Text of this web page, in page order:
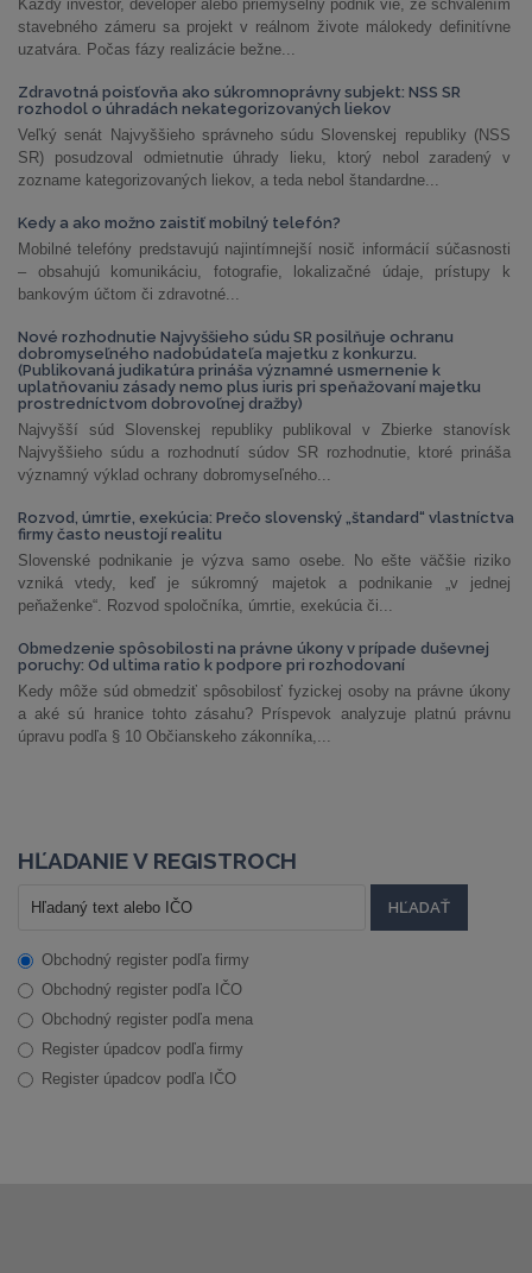
Každý investor, developer alebo priemyselný podnik vie, že schválením
stavebného zámeru sa projekt v reálnom živote málokedy definitívne
uzatvára. Počas fázy realizácie bežne...
Zdravotná poisťovňa ako súkromnoprávny subjekt: NSS SR
rozhodol o úhradách nekategorizovaných liekov
Veľký senát Najvyššieho správneho súdu Slovenskej republiky (NSS
SR) posudzoval odmietnutie úhrady lieku, ktorý nebol zaradený v
zozname kategorizovaných liekov, a teda nebol štandardne...
Kedy a ako možno zaistiť mobilný telefón?
Mobilné telefóny predstavujú najintímnejší nosič informácií súčasnosti
– obsahujú komunikáciu, fotografie, lokalizačné údaje, prístupy k
bankovým účtom či zdravotné...
Nové rozhodnutie Najvyššieho súdu SR posilňuje ochranu
dobromyseľného nadobúdateľa majetku z konkurzu.
(Publikovaná judikatúra prináša významné usmernenie k
uplatňovaniu zásady nemo plus iuris pri speňažovaní majetku
prostredníctvom dobrovoľnej dražby)
Najvyšší súd Slovenskej republiky publikoval v Zbierke stanovísk
Najvyššieho súdu a rozhodnutí súdov SR rozhodnutie, ktoré prináša
významný výklad ochrany dobromyseľného...
Rozvod, úmrtie, exekúcia: Prečo slovenský „štandard“ vlastníctva
firmy často neustojí realitu
Slovenské podnikanie je výzva samo osebe. No ešte väčšie riziko
vzniká vtedy, keď je súkromný majetok a podnikanie „v jednej
peňaženke“. Rozvod spoločníka, úmrtie, exekúcia či...
Obmedzenie spôsobilosti na právne úkony v prípade duševnej
poruchy: Od ultima ratio k podpore pri rozhodovaní
Kedy môže súd obmedziť spôsobilosť fyzickej osoby na právne úkony
a aké sú hranice tohto zásahu? Príspevok analyzuje platnú právnu
úpravu podľa § 10 Občianskeho zákonníka,...
HĽADANIE V REGISTROCH
Obchodný register podľa firmy
Obchodný register podľa IČO
Obchodný register podľa mena
Register úpadcov podľa firmy
Register úpadcov podľa IČO